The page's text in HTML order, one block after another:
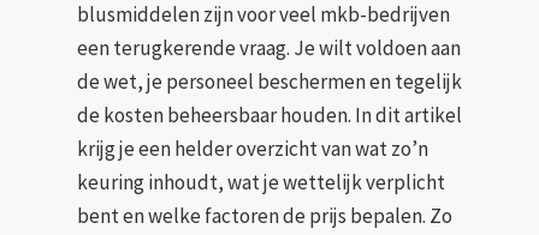
blusmiddelen zijn voor veel mkb-bedrijven
een terugkerende vraag. Je wilt voldoen aan
de wet, je personeel beschermen en tegelijk
de kosten beheersbaar houden. In dit artikel
krijg je een helder overzicht van wat zo’n
keuring inhoudt, wat je wettelijk verplicht
bent en welke factoren de prijs bepalen. Zo